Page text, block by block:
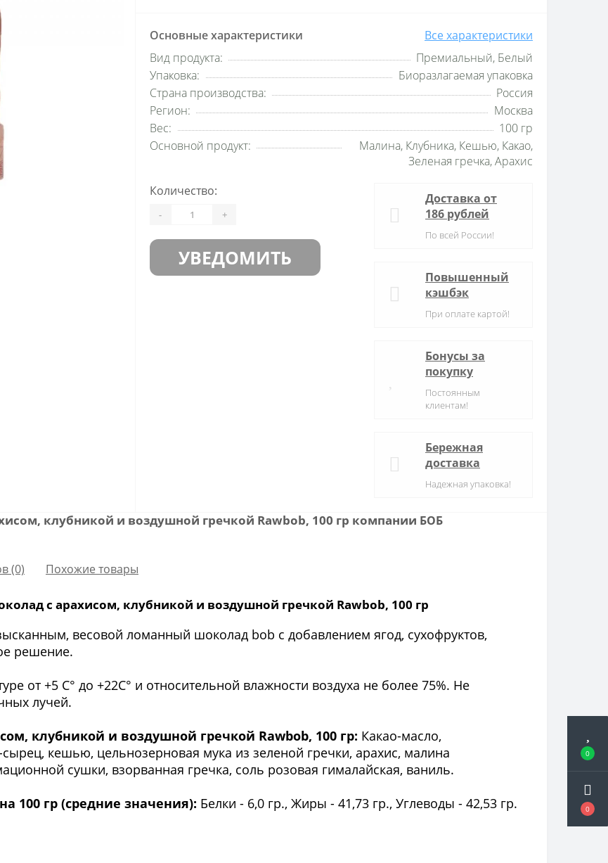
0
0
Основные характеристики
Все характеристики
Вид продукта:
Премиальный, Белый
Упаковка:
Биоразлагаемая упаковка
Страна производства:
Россия
Регион:
Москва
Вес:
100 гр
Основной продукт:
Малина, Клубника, Кешью, Какао,
Зеленая гречка, Арахис
Количество:
- +
УВЕДОМИТЬ
Доставка от
186 рублей
По всей России!
Повышенный
кэшбэк
При оплате картой!
Бонусы за
покупку
Постоянным
клиентам!
Бережная
доставка
Надежная упаковка!
клубникой и воздушной гречкой Rawbob, 100 гр компании БОБ
(0) Похожие товары
с арахисом, клубникой и воздушной гречкой Rawbob, 100 гр
весовой ломанный шоколад bob с добавлением ягод, сухофруктов,
решение.
от +5 С° до +22С° и относительной влажности воздуха не более 75%. Не
лучей.
клубникой и воздушной гречкой Rawbob, 100 гр: Какао-масло,
кешью, цельнозерновая мука из зеленой гречки, арахис, малина
сушки, взорванная гречка, соль розовая гималайская, ваниль.
100 гр (средние значения): Белки - 6,0 гр., Жиры - 41,73 гр., Углеводы - 42,53 гр.